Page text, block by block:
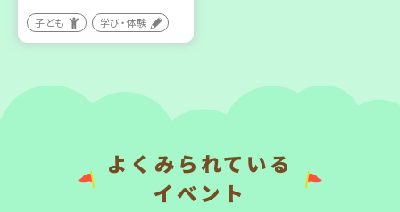
西宮市
チャレンジ！ローリングス
親子で楽しむ
学び・体験
子ども 学び・体験
よくみられている
イベント